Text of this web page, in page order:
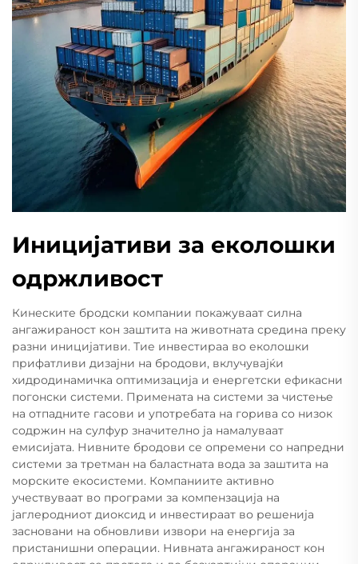
Иницијативи за еколошки
одржливост
Кинеските бродски компании покажуваат силна
ангажираност кон заштита на животната средина преку
разни иницијативи. Тие инвестираа во еколошки
прифатливи дизајни на бродови, вклучувајќи
хидродинамичка оптимизација и енергетски ефикасни
погонски системи. Примената на системи за чистење
на отпадните гасови и употребата на горива со низок
содржин на сулфур значително ја намалуваат
емисијата. Нивните бродови се опремени со напредни
системи за третман на баластната вода за заштита на
морските екосистеми. Компаниите активно
учествуваат во програми за компензација на
јаглеродниот диоксид и инвестираат во решенија
засновани на обновливи извори на енергија за
пристанишни операции. Нивната ангажираност кон